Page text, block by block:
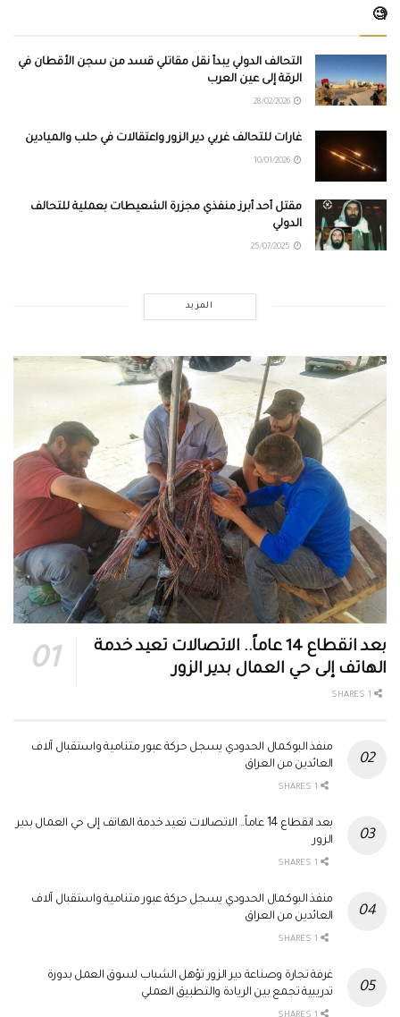
🧐
التحالف الدولي يبدأ نقل مقاتلي قسد من سجن الأقطان في
الرقة إلى عين العرب
غارات للتحالف غربي دير الزور واعتقالات في حلب والميادين
مقتل أحد أبرز منفّذي مجزرة الشعيطات بعملية للتحالف
الدولي
المزيد
بعد انقطاع 14 عاماً.. الاتصالات تعيد خدمة
الهاتف إلى حي العمال بدير الزور
منفذ البوكمال الحدودي يسجل حركة عبور متنامية واستقبال آلاف
العائدين من العراق
بعد انقطاع 14 عاماً.. الاتصالات تعيد خدمة الهاتف إلى حي العمال بدير
الزور
منفذ البوكمال الحدودي يسجل حركة عبور متنامية واستقبال آلاف
العائدين من العراق
غرفة تجارة وصناعة دير الزور تؤهل الشباب لسوق العمل بدورة
تدريبية تجمع بين الريادة والتطبيق العملي